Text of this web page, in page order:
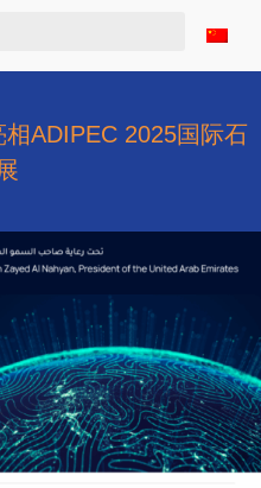
ADIPEC 2025国际石